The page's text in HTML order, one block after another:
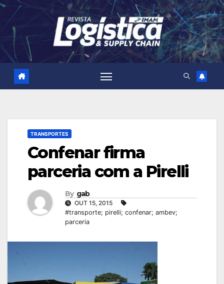
Skip
content
TRANSPORTES
Confenar firma
parceria com a Pirelli
By gab
OUT 15, 2015
#transporte; pirelli; confenar; ambev;
parceria